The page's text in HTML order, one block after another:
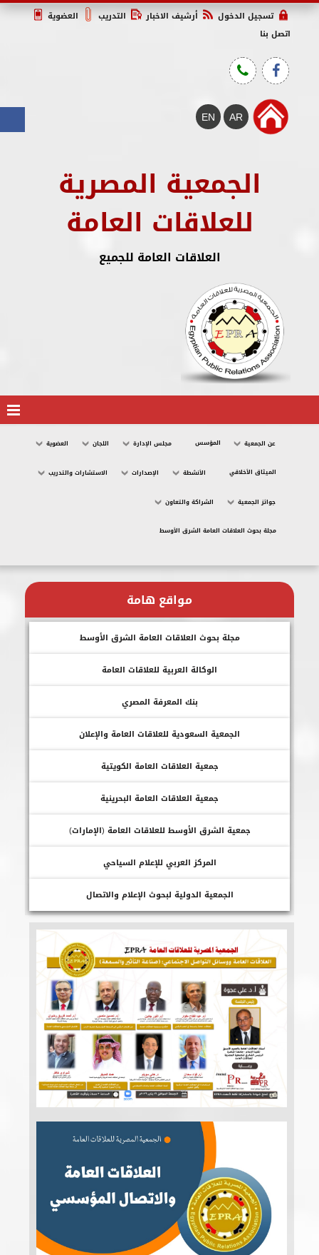
تسجيل الدخول أرشيف الاخبار التدريب
العضوية
اتصل بنا
الجمعية المصرية
للعلاقات العامة
العلاقات العامة للجميع
عن الجمعية المؤسس مجلس الإدارة اللجان العضوية
الميثاق الأخلاقي الأنشطة الإصدارات الاستشارات والتدريب
جوائز الجمعية الشراكة والتعاون
مجلة بحوث العلاقات العامة الشرق الأوسط
مواقع هامة
مجلة بحوث العلاقات العامة الشرق الأوسط
الوكالة العربية للعلاقات العامة
بنك المعرفة المصري
الجمعية السعودية للعلاقات العامة والإعلان
جمعية العلاقات العامة الكويتية
جمعية العلاقات العامة البحرينية
جمعية الشرق الأوسط للعلاقات العامة (الإمارات)
المركز العربي للإعلام السياحي
الجمعية الدولية لبحوث الإعلام والاتصال